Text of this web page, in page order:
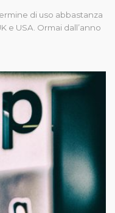
di uso abbastanza
e USA. Ormai dall’anno